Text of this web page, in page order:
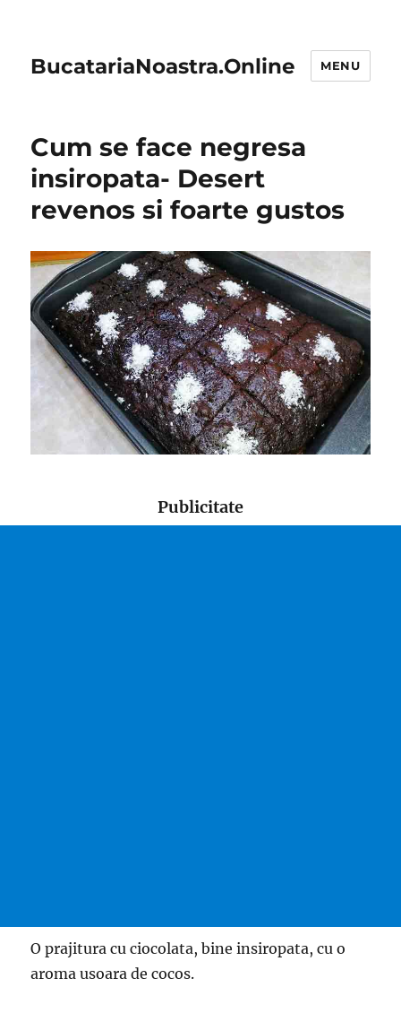
BucatariaNoastra.Online MENU
Cum se face negresa
insiropata- Desert
revenos si foarte gustos
Publicitate
O prajitura cu ciocolata, bine insiropata, cu o
aroma usoara de cocos.